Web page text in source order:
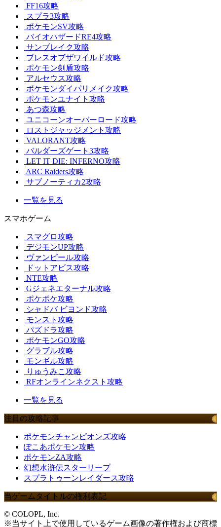
FF16攻略
スプラ3攻略
ポケモンSV攻略
バイオハザードRE4攻略
サンブレイク攻略
ブレスオブザワイルド攻略
ポケモン剣盾攻略
アルセウス攻略
ポケモンダイパリメイク攻略
ポケモンユナイト攻略
あつ森攻略
ユニコーンオーバーロード攻略
ロストジャッジメント攻略
VALORANT攻略
バルダーズゲート3攻略
LET IT DIE: INFERNO攻略
ARC Raiders攻略
サブノーティカ2攻略
一覧を見る
スマホゲーム
スマグロ攻略
デジモンUP攻略
ヴァンピール攻略
ドットアビス攻略
NTE攻略
Gジェネエターナル攻略
ポケポケ攻略
シャドバ ビヨンド攻略
モンスト攻略
パズドラ攻略
ポケモンGO攻略
グラブル攻略
モンギル攻略
りゅうみこ攻略
RFオンラインネクスト攻略
一覧を見る
注目の攻略記事
ポケモンチャンピオンズ攻略
ぽこあポケモン攻略
ポケモンZA攻略
幻想水滸伝スターリープ
スプラトゥーンレイダース攻略
当ゲームタイトルの権利表記
© COLOPL, Inc.
※当サイト上で使用しているゲーム画像の著作権および商標